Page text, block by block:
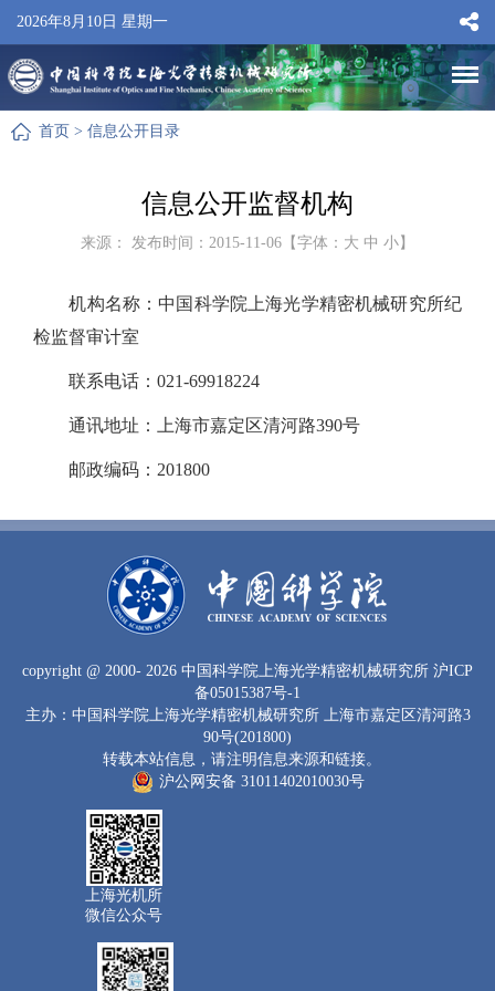
2026年8月10日 星期一
首页 > 信息公开目录
信息公开监督机构
来源： 发布时间：2015-11-06【字体： 大 中 小 】
机构名称：中国科学院上海光学精密机械研究所纪
检监督审计室
联系电话：021-69918224
通讯地址：上海市嘉定区清河路390号
邮政编码：201800
copyright @ 2000- 2026 中国科学院上海光学精密机械研究所 沪ICP
备05015387号-1
主办：中国科学院上海光学精密机械研究所 上海市嘉定区清河路3
90号(201800)
转载本站信息，请注明信息来源和链接。
沪公网安备 31011402010030号
上海光机所
微信公众号